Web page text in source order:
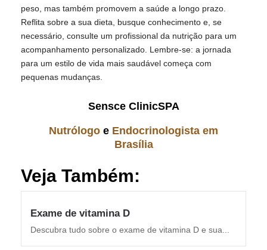
peso, mas também promovem a saúde a longo prazo.
Reflita sobre a sua dieta, busque conhecimento e, se
necessário, consulte um profissional da nutrição para um
acompanhamento personalizado. Lembre-se: a jornada
para um estilo de vida mais saudável começa com
pequenas mudanças.
Sensce ClinicSPA
Nutrólogo e Endocrinologista em
Brasília
Veja Também:
Exame de vitamina D
Descubra tudo sobre o exame de vitamina D e sua...